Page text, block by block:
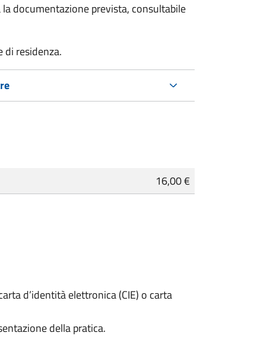
documentazione prevista, consultabile
di residenza.
16,00 €
d’identità elettronica (CIE) o carta
della pratica.